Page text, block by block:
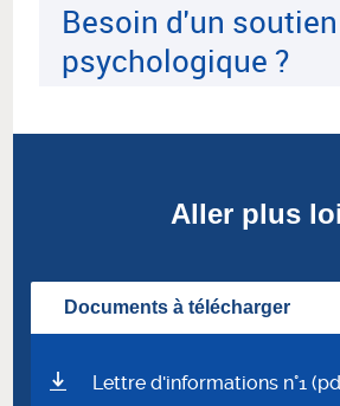
Besoin d'un soutien
psychologique ?
Aller plus
Documents à télécharger
Lettre d'informations n°1